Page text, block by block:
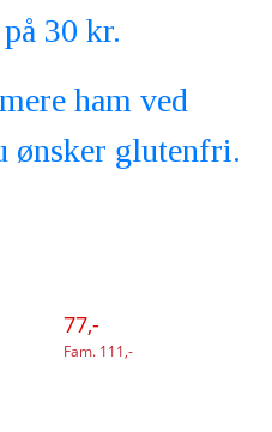
30 kr.
ham ved
ønsker glutenfri.
77,-
Fam. 111,-